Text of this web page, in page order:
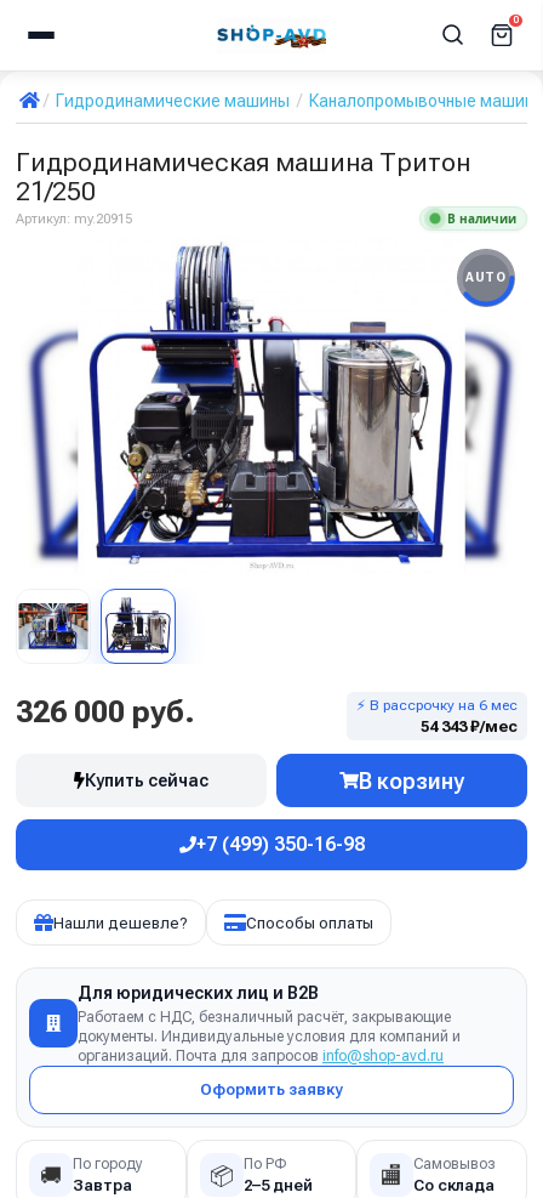
0
Гидродинамические машины Каналопромывочные
Гидродинамическая машина Тритон
21/250
Артикул: my.20915 В наличии
AUTO
326 000 руб. ⚡ В рассрочку на 6 мес
54 343 ₽/мес
Купить сейчас В корзину
+7 (499) 350-16-98
Нашли дешевле? Способы оплаты
Для юридических лиц и B2B
Работаем с НДС, безналичный расчёт, закрывающие
документы. Индивидуальные условия для компаний и
организаций. Почта для запросов info@shop-avd.ru
Оформить заявку
🚚 По городу
Завтра 📦 По РФ
2–5 дней 🏬 Самовывоз
Со склада